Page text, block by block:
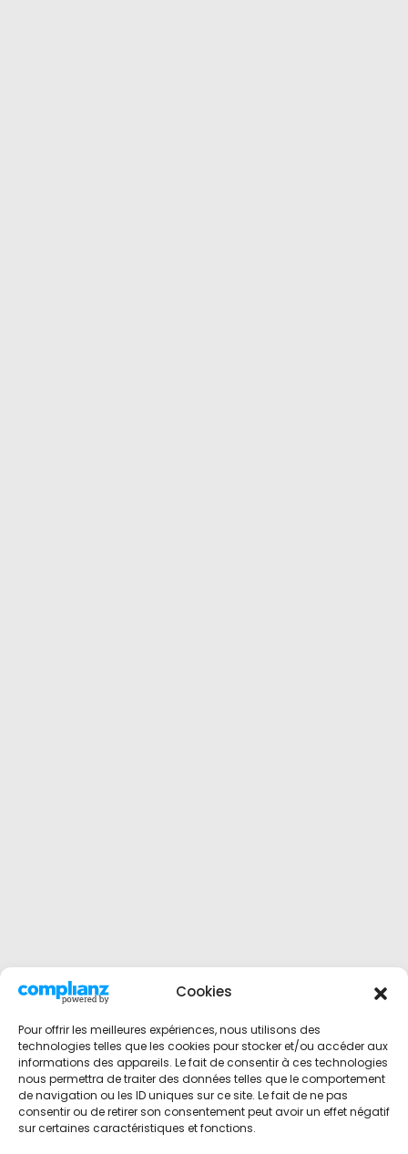
Cookies
Pour offrir les meilleures expériences, nous utilisons des
technologies telles que les cookies pour stocker et/ou accéder aux
informations des appareils. Le fait de consentir à ces technologies
nous permettra de traiter des données telles que le comportement
de navigation ou les ID uniques sur ce site. Le fait de ne pas
consentir ou de retirer son consentement peut avoir un effet négatif
sur certaines caractéristiques et fonctions.